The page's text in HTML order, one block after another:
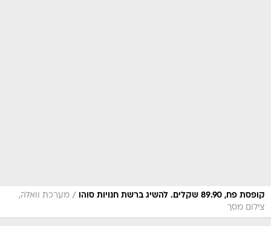
קופסת פח, 89.90 שקלים. להשיג ברשת חנויות סוהו / מערכת וואלה,
צילום מסך